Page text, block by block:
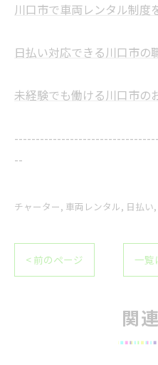
川口市で車両レンタル制度
日払い対応できる川口市の
未経験でも働ける川口市の
--
チャーター 車両レンタル 日払い
< 前のページ 一覧
関